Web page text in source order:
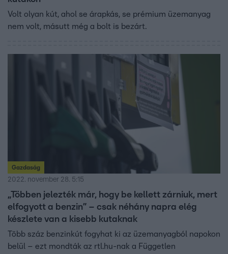
Volt olyan kút, ahol se árapkás, se prémium üzemanyag
nem volt, másutt még a bolt is bezárt.
Gazdaság
2022. november 28. 5:15
„Többen jelezték már, hogy be kellett zárniuk, mert
elfogyott a benzin” – csak néhány napra elég
készlete van a kisebb kutaknak
Több száz benzinkút fogyhat ki az üzemanyagból napokon
belül – ezt mondták az rtl.hu-nak a Független